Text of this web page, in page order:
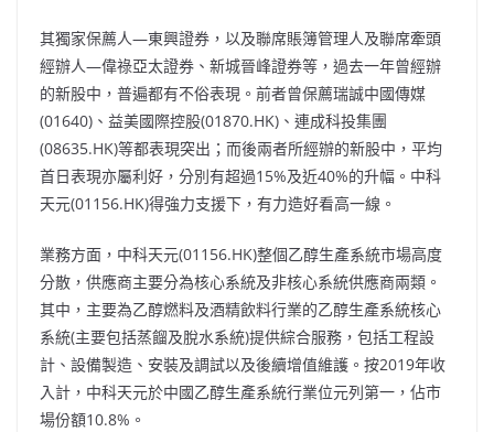
其獨家保薦人—東興證券，以及聯席賬簿管理人及聯席牽頭
經辦人—偉祿亞太證券、新城晉峰證券等，過去一年曾經辦
的新股中，普遍都有不俗表現。前者曾保薦瑞誠中國傳媒
(01640)、益美國際控股(01870.HK)、連成科投集團
(08635.HK)等都表現突出；而後兩者所經辦的新股中，平均
首日表現亦屬利好，分別有超過15%及近40%的升幅。中科
天元(01156.HK)得強力支援下，有力造好看高一線。
業務方面，中科天元(01156.HK)整個乙醇生產系統市場高度
分散，供應商主要分為核心系統及非核心系統供應商兩類。
其中，主要為乙醇燃料及酒精飲料行業的乙醇生產系統核心
系統(主要包括蒸餾及脫水系統)提供綜合服務，包括工程設
計、設備製造、安裝及調試以及後續增值維護。按2019年收
入計，中科天元於中國乙醇生產系統行業位元列第一，佔市
場份額10.8%。